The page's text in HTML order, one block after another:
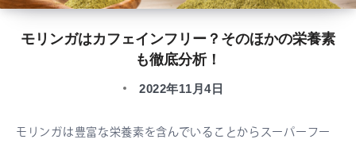
モリンガはカフェインフリー？そのほかの栄養素
も徹底分析！
2022年11月4日
モリンガは豊富な栄養素を含んでいることからスーパーフー